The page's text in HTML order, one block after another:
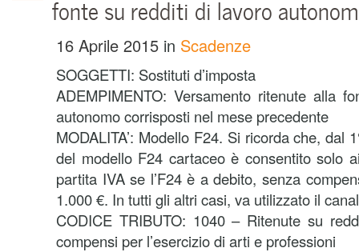
fonte su redditi di lavoro
16 Aprile 2015 in Scadenze
SOGGETTI: Sostituti d’imposta
ADEMPIMENTO: Versamento ritenute alla
autonomo corrisposti nel mese precedente
MODALITA’: Modello F24. Si ricorda che, dal
del modello F24 cartaceo è consentito solo
partita IVA se l’F24 è a debito, senza
1.000 €. In tutti gli altri casi, va utilizzato il
CODICE TRIBUTO: 1040 – Ritenute su
compensi per l’esercizio di arti e professioni